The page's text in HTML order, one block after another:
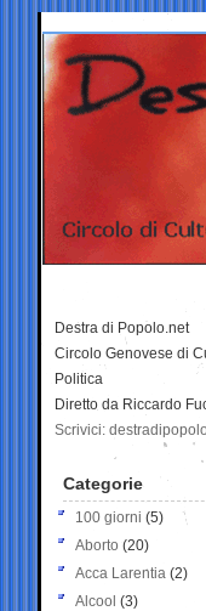
Destra di Popolo.net
Circolo Genovese di
Politica
Diretto da Riccardo
Scrivici:
Categorie
100 giorni (5)
Aborto (20)
Acca Larentia (2)
Alcool (3)